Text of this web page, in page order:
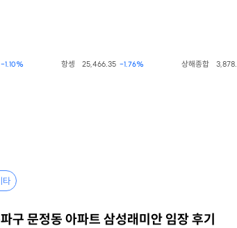
25,466.35 -1.76% 3,878.92
타
구 문정동 아파트 삼성래미안 임장 후기